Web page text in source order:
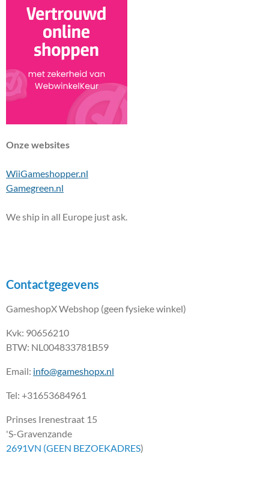
Onze websites
WiiGameshopper.nl
Gamegreen.nl
We ship in all Europe just ask.
Contactgegevens
GameshopX Webshop (geen fysieke winkel)
Kvk: 90656210
BTW: NL004833781B59
Email: info@gameshopx.nl
Tel: +31653684961
Prinses Irenestraat 15
'S-Gravenzande
2691VN (GEEN BEZOEKADRES)